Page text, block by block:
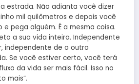
estrada. Não adianta você dizer
mil quilômetros e depois você
pega alguém. É a mesma coisa.
a sua vida inteira. Independente
independente de o outro
Se você estiver certo, você terá
da vida ser mais fácil. Isso no
mais”.